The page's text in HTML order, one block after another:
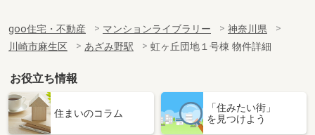
goo住宅・不動産 マンションライブラリー
神奈川県
川崎市麻生区
あざみ野駅 虹ヶ丘団地１号棟 物件詳細
お役立ち情報
住まいのコラム
「住みたい街」
を見つけよう